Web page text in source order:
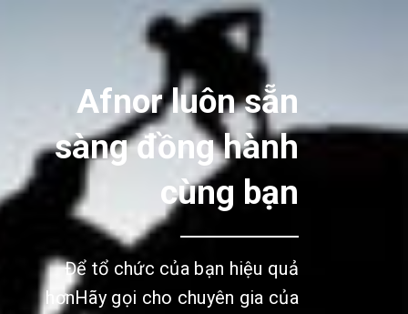
Afnor luôn sẵn
sàng đồng hành
cùng bạn
Để tổ chức của bạn hiệu quả
hơnHãy gọi cho chuyên gia của